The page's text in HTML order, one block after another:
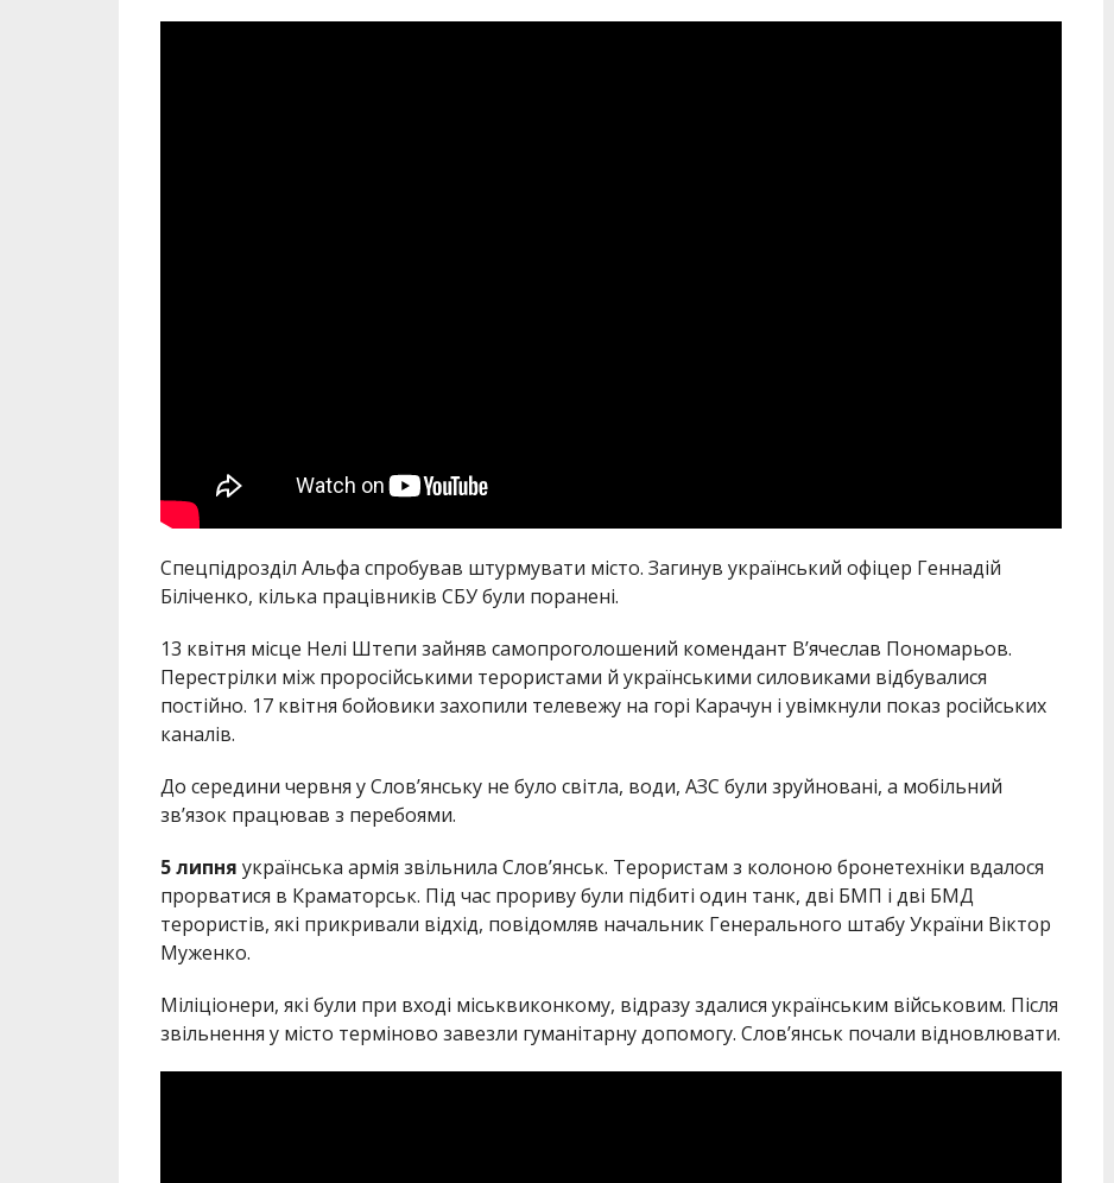
Спецпідрозділ Альфа спробував штурмувати місто. Загинув український офіцер Геннадій
Біліченко, кілька працівників СБУ були поранені.
13 квітня місце Нелі Штепи зайняв самопроголошений комендант В’ячеслав Пономарьов.
Перестрілки між проросійськими терористами й українськими силовиками відбувалися
постійно. 17 квітня бойовики захопили телевежу на горі Карачун і увімкнули показ російських
каналів.
До середини червня у Слов’янську не було світла, води, АЗС були зруйновані, а мобільний
зв’язок працював з перебоями.
5 липня українська армія звільнила Слов’янськ. Терористам з колоною бронетехніки вдалося
прорватися в Краматорськ. Під час прориву були підбиті один танк, дві БМП і дві БМД
терористів, які прикривали відхід, повідомляв начальник Генерального штабу України Віктор
Муженко.
Міліціонери, які були при вході міськвиконкому, відразу здалися українським військовим. Після
звільнення у місто терміново завезли гуманітарну допомогу. Слов’янськ почали відновлювати.